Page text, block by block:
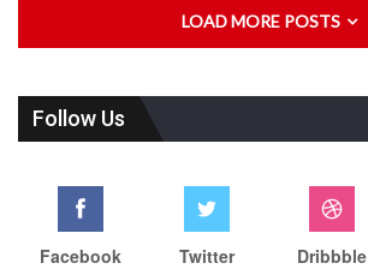
LOAD MORE POSTS
Follow Us
Facebook Twitter Dribbble